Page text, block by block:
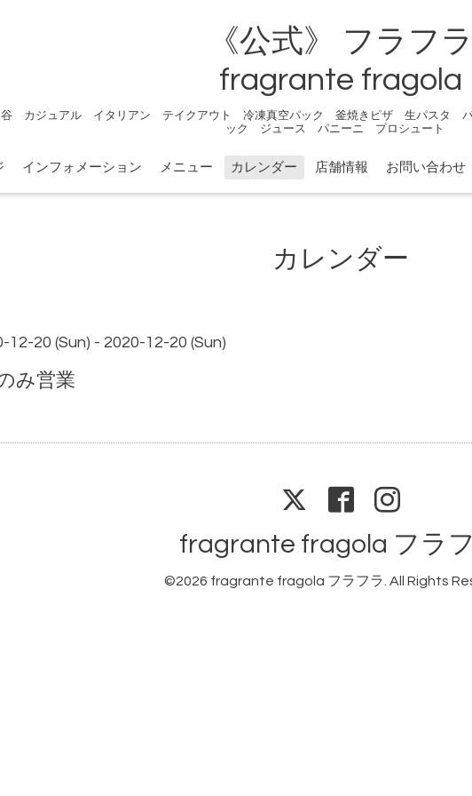
《公式》 フラフラ
fragrante fragola
カジュアル イタリアン テイクアウト 冷凍真空パック 釜焼きピザ 生パスタ
ック ジュース パニーニ プロシュート
インフォメーション メニュー カレンダー 店舗情報 お問い合わせ
カレンダー
12-20 (Sun) - 2020-12-20 (Sun)
み営業
fragrante fragola フラ
©2026 fragrante fragola フラフラ . All Rights